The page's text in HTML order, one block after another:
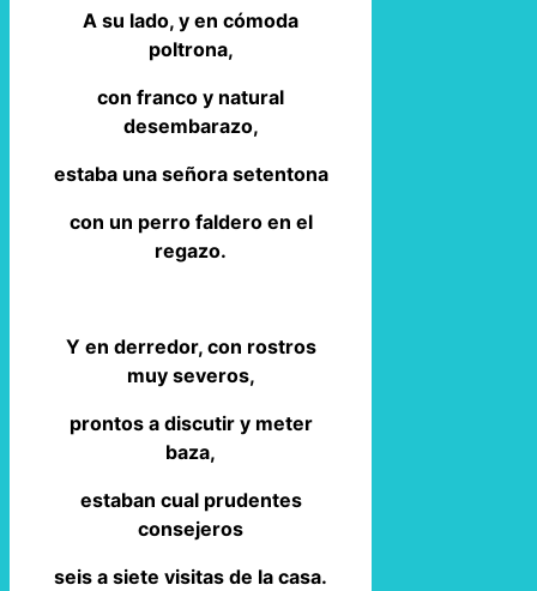
A su lado, y en cómoda
poltrona,
con franco y natural
desembarazo,
estaba una señora setentona
con un perro faldero en el
regazo.
Y en derredor, con rostros
muy severos,
prontos a discutir y meter
baza,
estaban cual prudentes
consejeros
seis a siete visitas de la casa.